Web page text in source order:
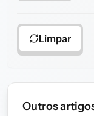
Limpar
Outros